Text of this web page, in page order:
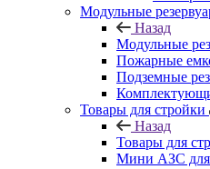
Модульные
Назад
Модульные
Пожарные
Подземные
Товары для стройки
Назад
Товары для
Мини АЗС для